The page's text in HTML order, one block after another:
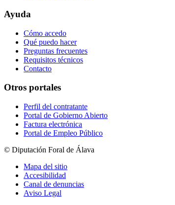
Ayuda
Cómo accedo
Qué puedo hacer
Preguntas frecuentes
Requisitos técnicos
Contacto
Otros portales
Perfil del contratante
Portal de Gobierno Abierto
Factura electrónica
Portal de Empleo Público
© Diputación Foral de Álava
Mapa del sitio
Accesibilidad
Canal de denuncias
Aviso Legal